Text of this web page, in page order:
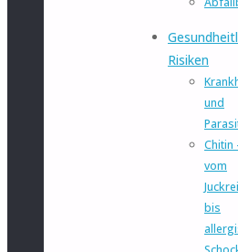
Risiken
und
Chitin
vom
bis